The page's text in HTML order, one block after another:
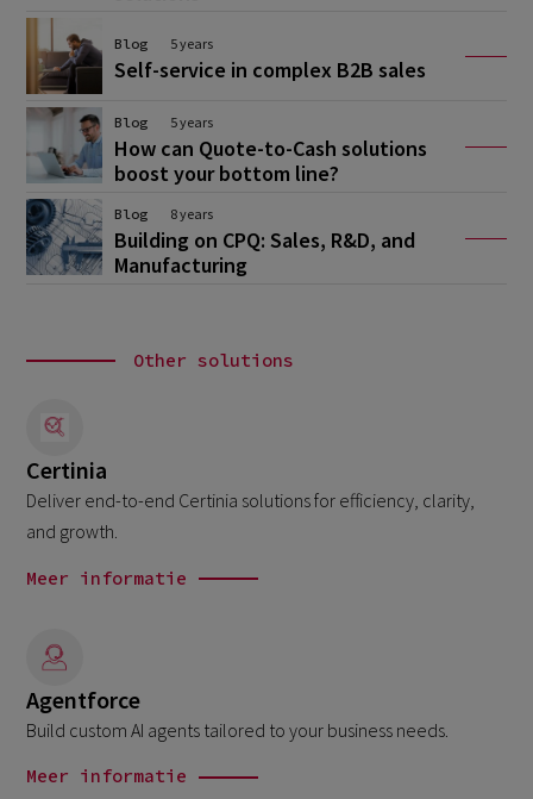
Blog 5 years
Self-service in complex B2B sales
Blog 5 years
How can Quote-to-Cash solutions
boost your bottom line?
Blog 8 years
Building on CPQ: Sales, R&D, and
Manufacturing
Other solutions
Certinia
Deliver end-to-end Certinia solutions for efficiency, clarity,
and growth.
Meer informatie
Agentforce
Build custom AI agents tailored to your business needs.
Meer informatie